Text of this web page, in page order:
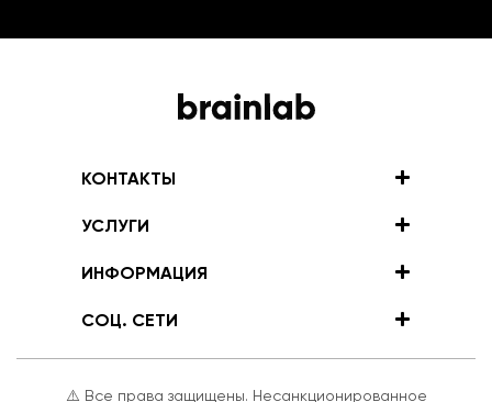
КОНТАКТЫ
УСЛУГИ
ИНФОРМАЦИЯ
СОЦ. СЕТИ
⚠️ Все права защищены. Несанкционированное